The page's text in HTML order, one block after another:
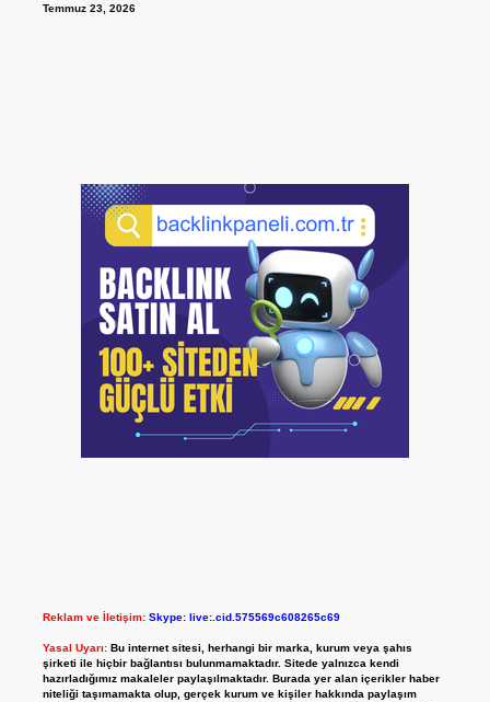
Temmuz 23, 2026
Reklam ve İletişim: Skype: live:.cid.575569c608265c69
Yasal Uyarı: Bu internet sitesi, herhangi bir marka, kurum veya şahıs
şirketi ile hiçbir bağlantısı bulunmamaktadır. Sitede yalnızca kendi
hazırladığımız makaleler paylaşılmaktadır. Burada yer alan içerikler haber
niteliği taşımamakta olup, gerçek kurum ve kişiler hakkında paylaşım